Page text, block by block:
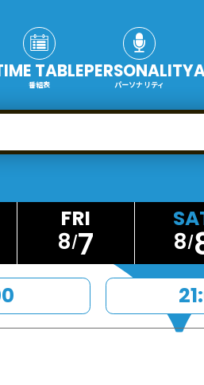
TABLE
番組表
PERSONALITY
パーソナリティ
8 7 8